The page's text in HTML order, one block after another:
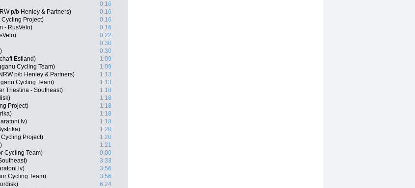
0:16
p/b Henley & Partners)
0:16
Cycling Project)
0:16
- RusVelo)
0:16
0:22
0:30
0:30
Estland)
1:09
Cycling Team)
1:09
p/b Henley & Partners)
1:13
Cycling Team)
1:13
Triestina - Southeast)
1:18
1:18
Project)
1:18
1:18
1:18
1:20
Project)
1:20
1:21
Cycling Team)
0:00
3:33
3:56
Cycling Team)
3:56
6:24